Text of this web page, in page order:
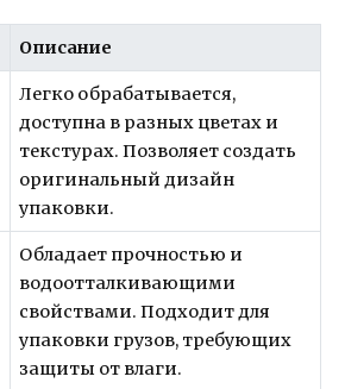
Описание
Легко обрабатывается,
доступна в разных цветах и
текстурах. Позволяет создать
оригинальный дизайн
упаковки.
Обладает прочностью и
водоотталкивающими
свойствами. Подходит для
упаковки грузов, требующих
защиты от влаги.